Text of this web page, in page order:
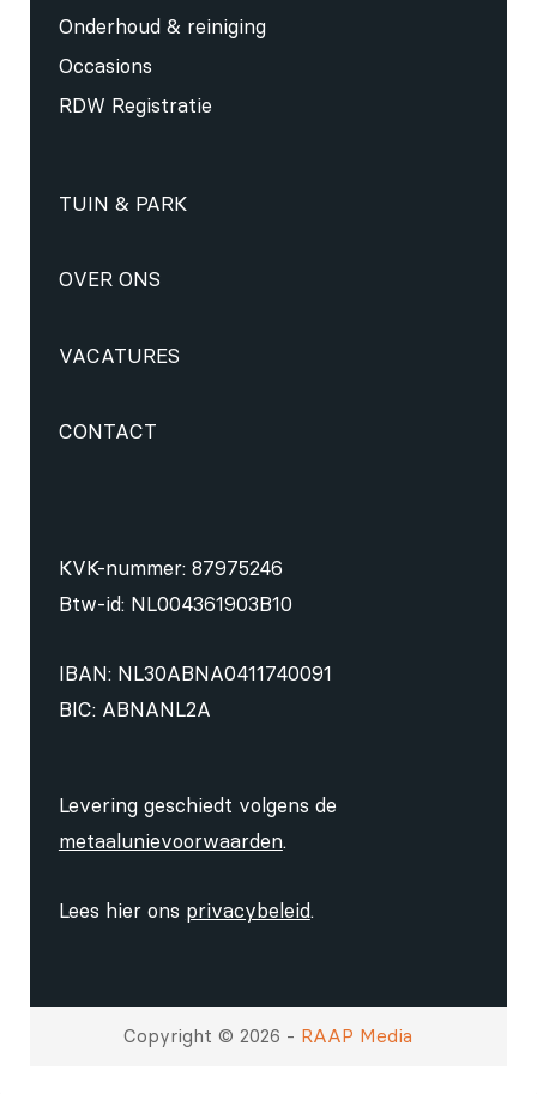
Onderhoud & reiniging
Occasions
RDW Registratie
TUIN & PARK
OVER ONS
VACATURES
CONTACT
KVK-nummer: 87975246
Btw-id: NL004361903B10
IBAN: NL30ABNA0411740091
BIC: ABNANL2A
Levering geschiedt volgens de
metaalunievoorwaarden.
Lees hier ons privacybeleid.
Copyright © 2026 - RAAP Media